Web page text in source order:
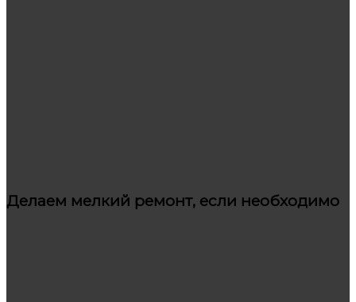
Делаем мелкий ремонт, если необходимо